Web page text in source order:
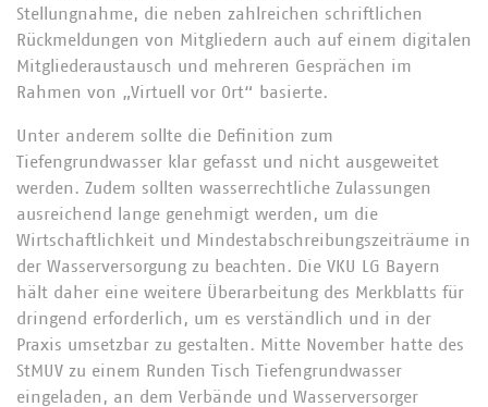
Stellungnahme, die neben zahlreichen schriftlichen
Rückmeldungen von Mitgliedern auch auf einem digitalen
Mitgliederaustausch und mehreren Gesprächen im
Rahmen von „Virtuell vor Ort“ basierte.
Unter anderem sollte die Definition zum
Tiefengrundwasser klar gefasst und nicht ausgeweitet
werden. Zudem sollten wasserrechtliche Zulassungen
ausreichend lange genehmigt werden, um die
Wirtschaftlichkeit und Mindestabschreibungszeiträume in
der Wasserversorgung zu beachten. Die VKU LG Bayern
hält daher eine weitere Überarbeitung des Merkblatts für
dringend erforderlich, um es verständlich und in der
Praxis umsetzbar zu gestalten. Mitte November hatte des
StMUV zu einem Runden Tisch Tiefengrundwasser
eingeladen, an dem Verbände und Wasserversorger